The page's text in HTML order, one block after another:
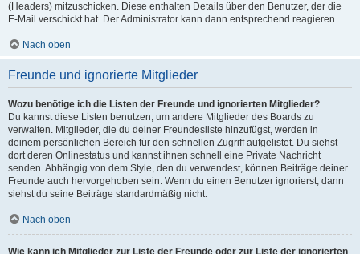
(Headers) mitzuschicken. Diese enthalten Details über den Benutzer, der die
E-Mail verschickt hat. Der Administrator kann dann entsprechend reagieren.
Nach oben
Freunde und ignorierte Mitglieder
Wozu benötige ich die Listen der Freunde und ignorierten Mitglieder?
Du kannst diese Listen benutzen, um andere Mitglieder des Boards zu
verwalten. Mitglieder, die du deiner Freundesliste hinzufügst, werden in
deinem persönlichen Bereich für den schnellen Zugriff aufgelistet. Du siehst
dort deren Onlinestatus und kannst ihnen schnell eine Private Nachricht
senden. Abhängig von dem Style, den du verwendest, können Beiträge deiner
Freunde auch hervorgehoben sein. Wenn du einen Benutzer ignorierst, dann
siehst du seine Beiträge standardmäßig nicht.
Nach oben
Wie kann ich Mitglieder zur Liste der Freunde oder zur Liste der ignorierten